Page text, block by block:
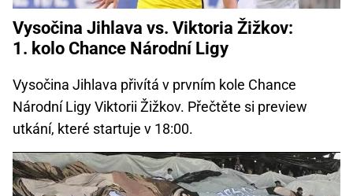
Vysočina Jihlava vs. Viktoria Žižkov:
1. kolo Chance Národní Ligy
Vysočina Jihlava přivítá v prvním kole Chance
Národní Ligy Viktorii Žižkov. Přečtěte si preview
utkání, které startuje v 18:00.